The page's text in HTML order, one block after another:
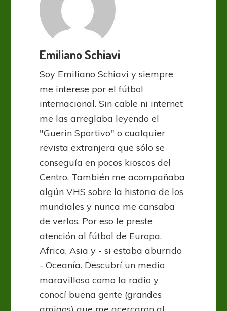
Emiliano Schiavi
Soy Emiliano Schiavi y siempre
me interese por el fútbol
internacional. Sin cable ni internet
me las arreglaba leyendo el
"Guerin Sportivo" o cualquier
revista extranjera que sólo se
conseguía en pocos kioscos del
Centro. También me acompañaba
algún VHS sobre la historia de los
mundiales y nunca me cansaba
de verlos. Por eso le preste
atención al fútbol de Europa,
Africa, Asia y - si estaba aburrido
- Oceanía. Descubrí un medio
maravilloso como la radio y
conocí buena gente (grandes